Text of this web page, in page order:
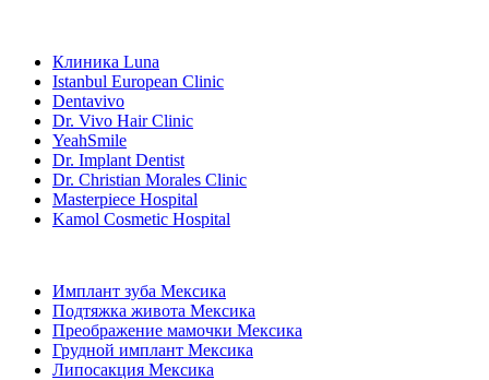
Клиника Luna
Istanbul European Clinic
Dentavivo
Dr. Vivo Hair Clinic
YeahSmile
Dr. Implant Dentist
Dr. Christian Morales Clinic
Masterpiece Hospital
Kamol Cosmetic Hospital
Имплант зуба Мексика
Подтяжка живота Мексика
Преображение мамочки Мексика
Грудной имплант Мексика
Липосакция Мексика